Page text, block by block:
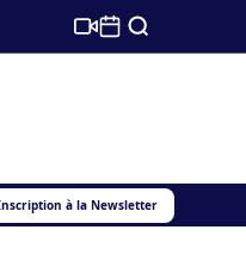
à la Newsletter